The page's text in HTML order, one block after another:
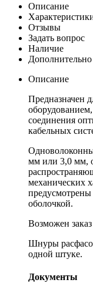
Описание
Отзывы
Задать вопрос
Наличие
Дополнительно
Описание
Предназначен
соединения
кабельных
мм или 3,0 мм,
механических
оболочкой.
Возможен
Шнуры
одной штуке.
Документы